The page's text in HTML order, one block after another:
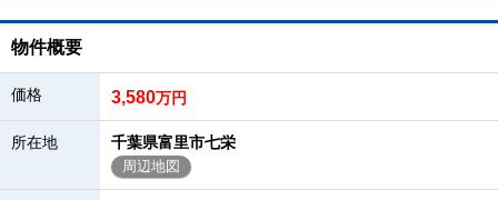
物件概要
価格 3,580万円
所在地 千葉県富里市七栄
周辺地図